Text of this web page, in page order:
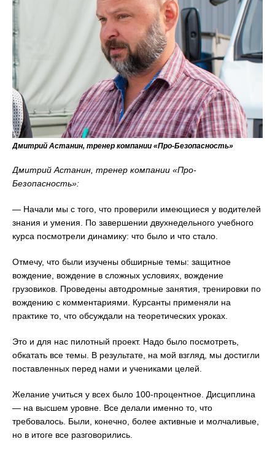
Дмитрий Астанин, тренер компании «Про-Безопасность»
Дмитрий Астанин, тренер компании «Про-
Безопасность»:
— Начали мы с того, что проверили имеющиеся у водителей
знания и умения. По завершении двухнедельного учебного
курса посмотрели динамику: что было и что стало.
Отмечу, что были изучены обширные темы: защитное
вождение, вождение в сложных условиях, вождение
грузовиков. Проведены автодромные занятия, тренировки по
вождению с комментариями. Курсанты применяли на
практике то, что обсуждали на теоретических уроках.
Это и для нас пилотный проект. Надо было посмотреть,
обкатать все темы. В результате, на мой взгляд, мы достигли
поставленных перед нами и учениками целей.
Желание учиться у всех было 100-процентное. Дисциплина
— на высшем уровне. Все делали именно то, что
требовалось. Были, конечно, более активные и молчаливые,
но в итоге все разговорились.